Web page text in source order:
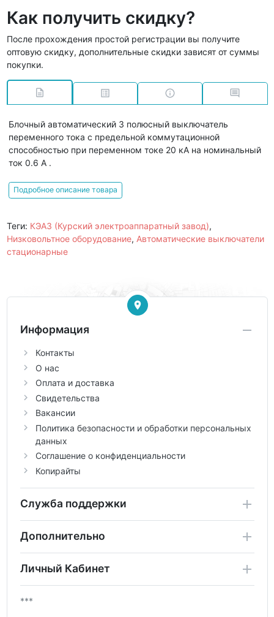
Как получить скидку?
После прохождения простой регистрации вы получите
оптовую скидку, дополнительные скидки зависят от суммы
покупки.
Блочный автоматический 3 полюсный выключатель
переменного тока с предельной коммутационной
способностью при переменном токе 20 кА на номинальный
ток 0.6 А .
Подробное описание товара
Теги: КЭАЗ (Курский электроаппаратный завод),
Низковольтное оборудование, Автоматические выключатели
стационарные
Информация
Контакты
О нас
Оплата и доставка
Свидетельства
Вакансии
Политика безопасности и обработки персональных
данных
Соглашение о конфиденциальности
Копирайты
Служба поддержки
Дополнительно
Личный Кабинет
***